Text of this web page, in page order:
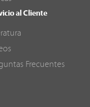
al Cliente
Frecuentes